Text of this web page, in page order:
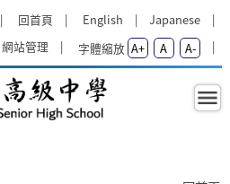
回首頁 English
Japanese
網站管理
字體縮放 A+ A A-
務處 - 國立花蓮高